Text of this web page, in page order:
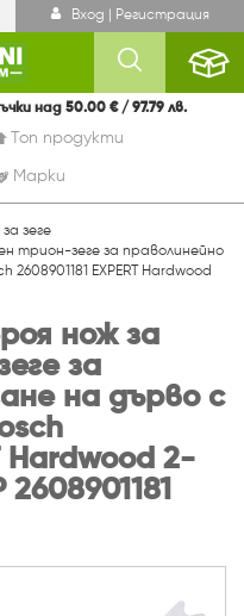
Вход | Регистрация
Топ продукти
Марки
над 50.00 € / 97.79 лв.
зеге
трион-зеге за праволинейно
EXPERT Hardwood
нож за
за
на дърво с
Hardwood 2-